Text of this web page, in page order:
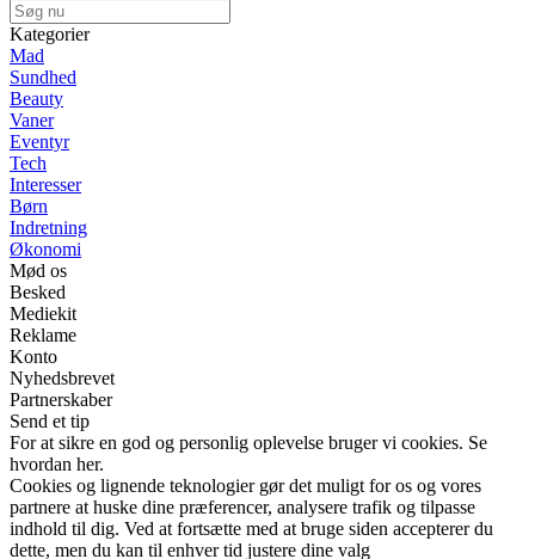
Kategorier
Mad
Sundhed
Beauty
Vaner
Eventyr
Tech
Interesser
Børn
Indretning
Økonomi
Mød os
Besked
Mediekit
Reklame
Konto
Nyhedsbrevet
Partnerskaber
Send et tip
For at sikre en god og personlig oplevelse bruger vi cookies. Se
hvordan her.
Cookies og lignende teknologier gør det muligt for os og vores
partnere at huske dine præferencer, analysere trafik og tilpasse
indhold til dig. Ved at fortsætte med at bruge siden accepterer du
dette, men du kan til enhver tid justere dine valg